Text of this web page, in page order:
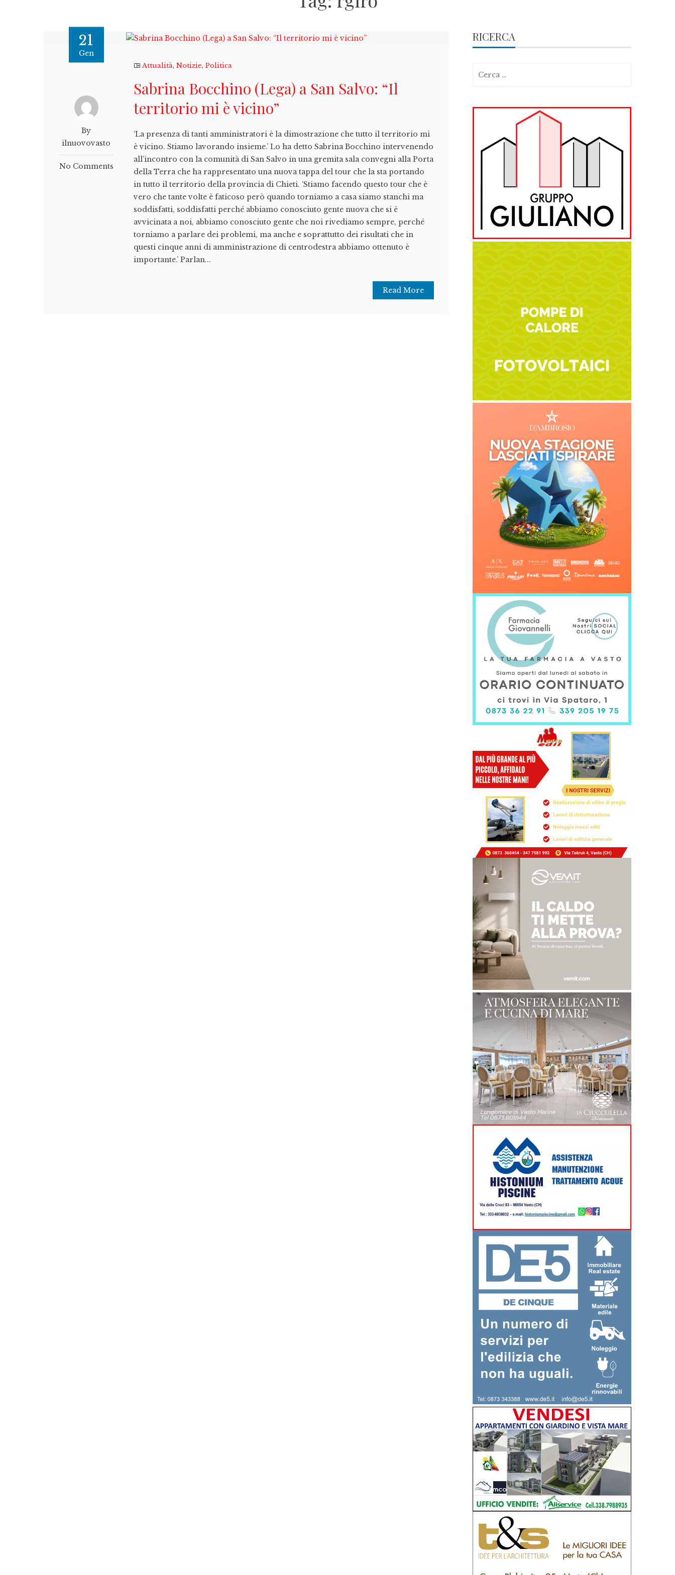
21
Gen
By
ilnuovovasto
No Comments
Attualità,Notizie,Politica
Sabrina Bocchino (Lega) a San Salvo: “Il
territorio mi è vicino”
‘La presenza di tanti amministratori è la dimostrazione che tutto il territorio mi
è vicino. Stiamo lavorando insieme.’ Lo ha detto Sabrina Bocchino intervenendo
all’incontro con la comunità di San Salvo in una gremita sala convegni alla Porta
della Terra che ha rappresentato una nuova tappa del tour che la sta portando
in tutto il territorio della provincia di Chieti. ‘Stiamo facendo questo tour che è
vero che tante volte è faticoso però quando torniamo a casa siamo stanchi ma
soddisfatti, soddisfatti perché abbiamo conosciuto gente nuova che si è
avvicinata a noi, abbiamo conosciuto gente che noi rivediamo sempre, perché
torniamo a parlare dei problemi, ma anche e soprattutto dei risultati che in
questi cinque anni di amministrazione di centrodestra abbiamo ottenuto è
importante.’ Parlan...
Read More
RICERCA